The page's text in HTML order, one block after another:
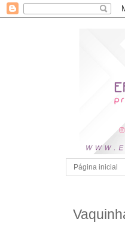
Página inicial